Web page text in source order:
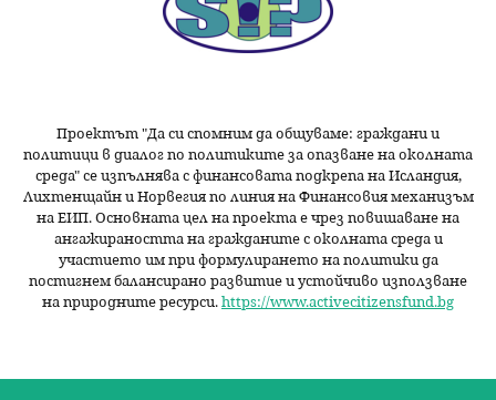
Проектът "Да си спомним даобщуваме: граждани и
политици в диалог по политиките за опазване на околната
среда" се изпълнява с финансовата подкрепа на Исландия,
Лихтенщайн и Норвегия по линия на Финансовия механизъм
на ЕИП. Основната цел на проекта е чрез повишаване на
ангажираността на гражданите с околната среда и
участието им при формулирането на политики да
постигнем балансирано развитие и устойчиво използване
на природните ресурси.https://www.activecitizensfund.bg